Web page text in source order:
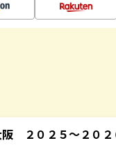
２０２５～２０２